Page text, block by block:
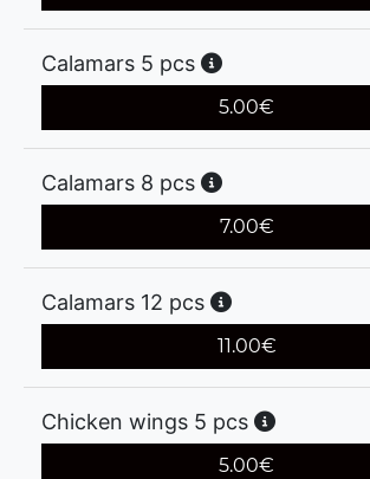
Calamars 5 pcs
5.00€
Calamars 8 pcs
7.00€
Calamars 12 pcs
11.00€
Chicken wings 5 pcs
5.00€